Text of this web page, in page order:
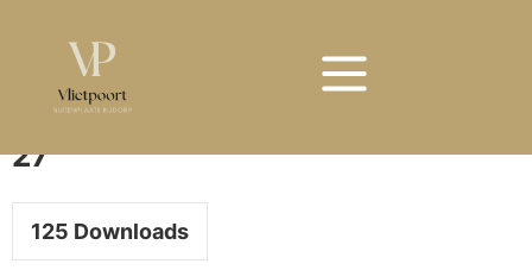
Bouwnummer 27
Bouwnummer
27
125 Downloads